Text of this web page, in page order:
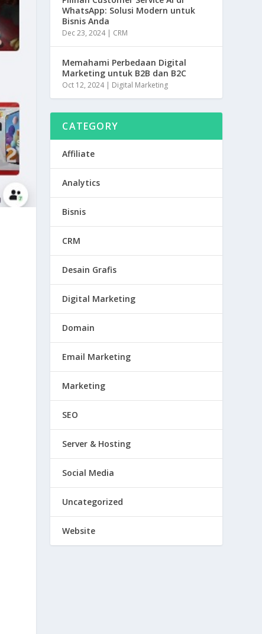
WhatsApp: Solusi Modern untuk
Bisnis Anda
Dec 23, 2024| CRM
Memahami Perbedaan Digital
Marketing untuk B2B dan B2C
Oct 12, 2024| Digital Marketing
CATEGORY
Affiliate
Analytics
Bisnis
CRM
Desain Grafis
Digital Marketing
Domain
Email Marketing
Marketing
SEO
Server & Hosting
Social Media
Uncategorized
Website